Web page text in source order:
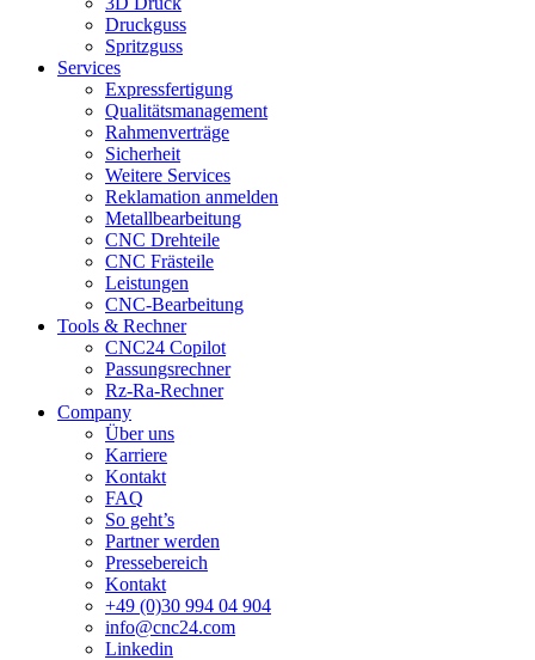
Druckguss
Spritzguss
Services
Expressfertigung
Qualitätsmanagement
Rahmenverträge
Sicherheit
Weitere Services
Reklamation anmelden
Metallbearbeitung
CNC Drehteile
CNC Frästeile
Leistungen
CNC-Bearbeitung
Tools & Rechner
CNC24 Copilot
Passungsrechner
Rz-Ra-Rechner
Company
Über uns
Karriere
Kontakt
FAQ
So geht’s
Partner werden
Pressebereich
Kontakt
+49 (0)30 994 04 904
info@cnc24.com
Linkedin